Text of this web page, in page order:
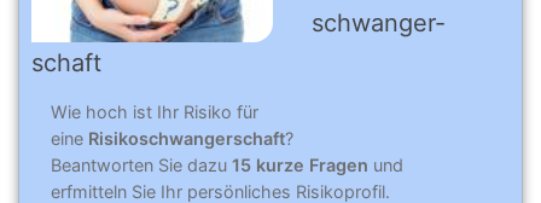
schwanger­
schaft
Wie hoch ist Ihr Risiko für
eine Risikoschwangerschaft?
Beantworten Sie dazu 15 kurze Fragen und
erfmitteln Sie Ihr persönliches Risikoprofil.